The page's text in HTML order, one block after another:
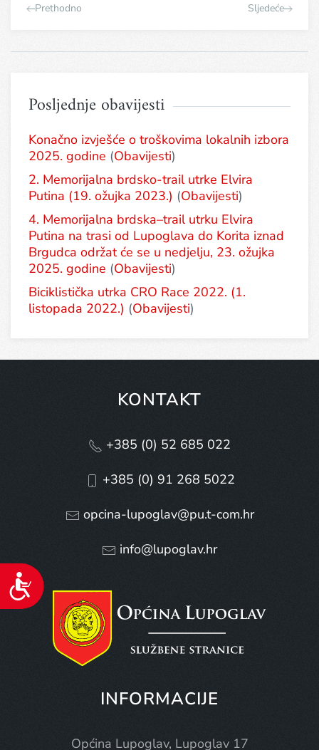
Pristupačnost
Prethodno Sljedeće
Posljednje obavijesti
Konačno izvješće o troškovima lokalnih izbora
2025. godine (Obavijesti)
2. Memorijalna brdsko-trail utrke Elvira
Putina (19. ožujka 2023.) (Obavijesti)
4. Memorijalna brdska–trail utrku Elvira
Putina na trasi od Lupoglava do Korita iznad
Brgudca održat će se u nedjelju, 23. ožujka
2025. godine (Obavijesti)
Biciklistička utrka CRO Race 2022. (1.
listopada 2022.) (Obavijesti)
KONTAKT
+385 (0) 52 685 022
+385 (0) 91 268 5022
opcina-lupoglav@pu.t-com.hr
info@lupoglav.hr
INFORMACIJE
Općina Lupoglav, Lupoglav 17